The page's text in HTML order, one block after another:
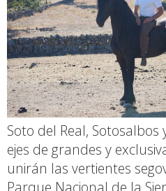
Soto del Real,
ejes de grandes y
unirán las vertientes
Parque Nacional de la